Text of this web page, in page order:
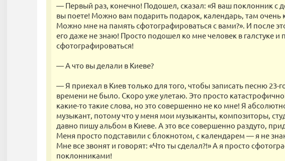
— Первый раз, конечно! Подошел, сказал: «Я ваш поклонник с
вы поете! Можно вам подарить подарок, календарь, там очень
Можно мне на память сфотографироваться с вами?». И после
его даже не знаю! Просто подошел ко мне человек в галстуке и
сфотографироваться!
— А что вы делали в Киеве?
— Я приехал в Киев только для того, чтобы записать песню 23-
времени не было. Скоро уже улетаю. Это просто
какие-то такие слова, но это совершенно не ко мне! Я
музыкант, потому что у меня мои музыканты, композиторы,
давно пишу альбом в Киеве. А это все совершенно раздуто,
Меня просто подставили с блокнотом, с календарем — я не
Мне все звонят и говорят: «Что ты сделал?!» А я просто
поклонниками!